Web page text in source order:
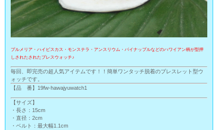
プルメリア・ハイビスカス・モンステラ・アンスリウム・パイナップルなどのハワイアン柄が型押
しされたされたブレスウォッチ♪
毎回、即完売の超人気アイテムです！！簡単ワンタッチ脱着のブレスレット型ウ
ォッチです。
【品 番】19fw-hawajyuwatch1
【サイズ】
・長さ：15cm
・直径：2cm
・ベルト：最大幅1.1cm